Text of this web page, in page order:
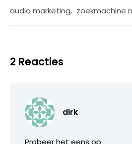
audio marketing, zoekmachine
2 Reacties
dirk
Probeer het eens op